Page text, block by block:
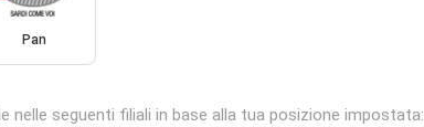
Pan
seguenti filiali in base alla tua posizione impostata: